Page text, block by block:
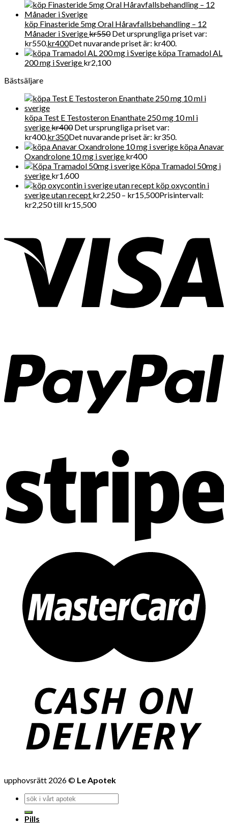
köp Finasteride 5mg Oral Håravfallsbehandling – 12
Månader i Sverigekr550 Det ursprungliga priset var:
kr550.kr400Det nuvarande priset är: kr400.
köpa Tramadol AL
200 mg i Sverige kr2,100
Bästsäljare
köpa Test E Testosteron Enanthate 250 mg 10 ml i
sverigekr400 Det ursprungliga priset var:
kr400.kr350Det nuvarande priset är: kr350.
köpa Anavar
Oxandrolone 10 mg i sverige kr400
Köpa Tramadol 50mg i
sverige kr1,600
köp oxycontin i
sverige utan recept kr2,250 – kr15,500Prisintervall:
kr2,250 till kr15,500
upphovsrätt 2026 © Le Apotek
Pills